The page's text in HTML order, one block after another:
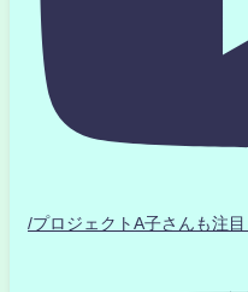
/プロジェクトA子さんも注